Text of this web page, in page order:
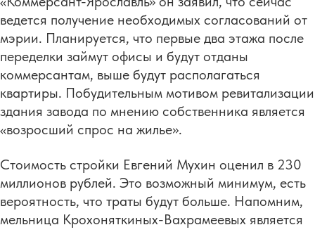
ведется получение необходимых согласований от
мэрии. Планируется, что первые два этажа после
переделки займут офисы и будут отданы
коммерсантам, выше будут располагаться
квартиры. Побудительным мотивом ревитализации
здания завода по мнению собственника является
«возросший спрос на жилье».
Стоимость стройки Евгений Мухин оценил в 230
миллионов рублей. Это возможный минимум, есть
вероятность, что траты будут больше. Напомним,
мельница Крохоняткиных-Вахрамеевых является